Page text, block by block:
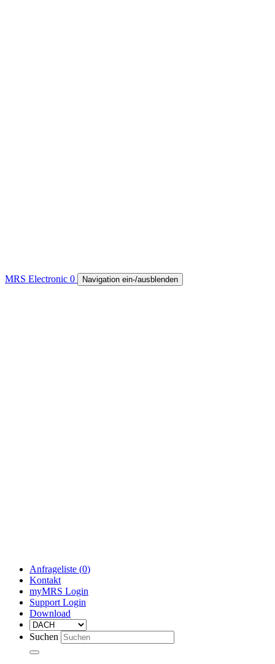
MRS Electronic 0 Navigation ein-/ausblenden
Anfrageliste (0)
Kontakt
myMRS Login
Support Login
Download
Suchen